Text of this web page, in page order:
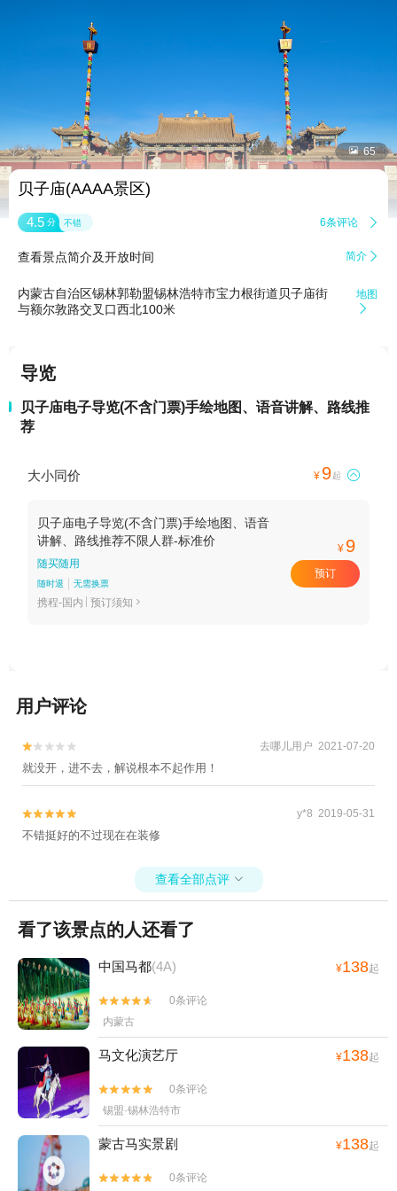
 65
贝子庙(AAAA景区)
4.5 分 不错 6条评论 
查看景点简介及开放时间 简介 
内蒙古自治区锡林郭勒盟锡林浩特市宝力根街道贝子庙街
与额尔敦路交叉口西北100米
地图

导览
贝子庙电子导览(不含门票)手绘地图、语音讲解、路线推
荐
大小同价 ¥ 9起 
贝子庙电子导览(不含门票)手绘地图、语音
讲解、路线推荐不限人群-标准价
随买随用
随时退 无需换票
携程-国内 预订须知 
¥ 9
预订
用户评论

 去哪儿用户 2021-07-20
就没开，进不去，解说根本不起作用！

 y*8 2019-05-31
不错挺好的不过现在在装修
查看全部点评 
看了该景点的人还看了
中国马都(4A) ¥138起


0条评论
内蒙古
马文化演艺厅 ¥138起


0条评论
锡盟·锡林浩特市
蒙古马实景剧 ¥138起

 0条评论